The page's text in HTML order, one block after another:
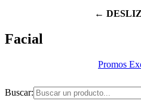
←
Facial
Promos
Buscar: